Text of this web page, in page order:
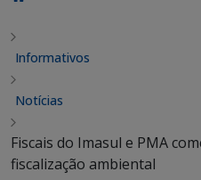
Informativos
Notícias
Fiscais do Imasul e PMA
fiscalização ambiental